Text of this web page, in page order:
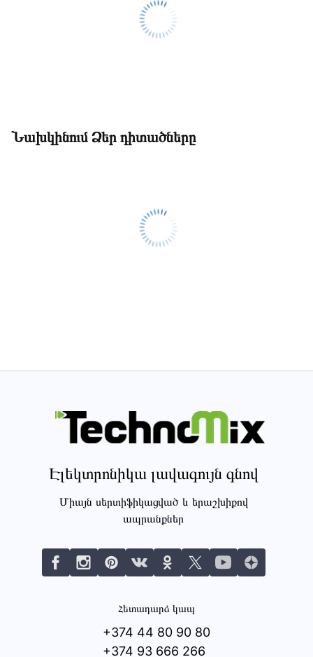
Նախկինում Ձեր դիտածները
Էլեկտրոնիկա լավագույն գնով
Միայն սերտիֆիկացված և երաշխիքով
ապրանքներ
Հետադարձ կապ
+374 44 80 90 80
+374 93 666 266